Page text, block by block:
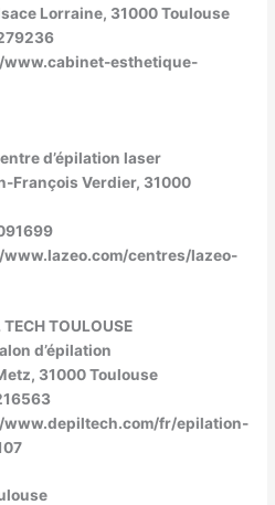
Lorraine, 31000 Toulouse
esthetique-
d’épilation laser
François Verdier, 31000
centres/lazeo-
TOULOUSE
d’épilation
31000 Toulouse
fr/epilation-